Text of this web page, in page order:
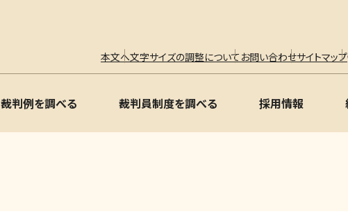
本文へ文字サイズの調整について お問い合わせサイトマップ
裁判例を調べる 裁判員制度を調べる 採用情報